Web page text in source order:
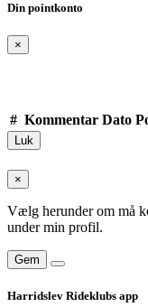
Din pointkonto
×
# Kommentar Dato
Luk
×
Vælg herunder om må
under min profil.
Gem
Harridslev Rideklubs app